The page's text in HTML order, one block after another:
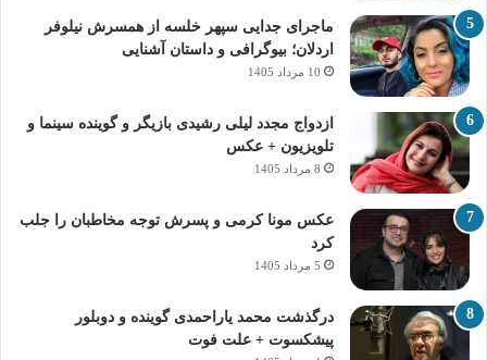
ماجرای جدایی سپهر خلسه از همسرش نیلوفر
اردلان؛ بیوگرافی و داستان آشنایی
10 مرداد 1405
ازدواج مجدد لیلی رشیدی بازیگر و گوینده سینما و
تلویزیون + عکس
8 مرداد 1405
عکس مونا کرمی و پسرش توجه مخاطبان را جلب
کرد
5 مرداد 1405
درگذشت محمد یاراحمدی گوینده و دوبلور
پیشکسوت + علت فوت